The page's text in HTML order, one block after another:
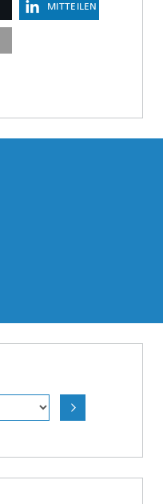
MITTEILEN